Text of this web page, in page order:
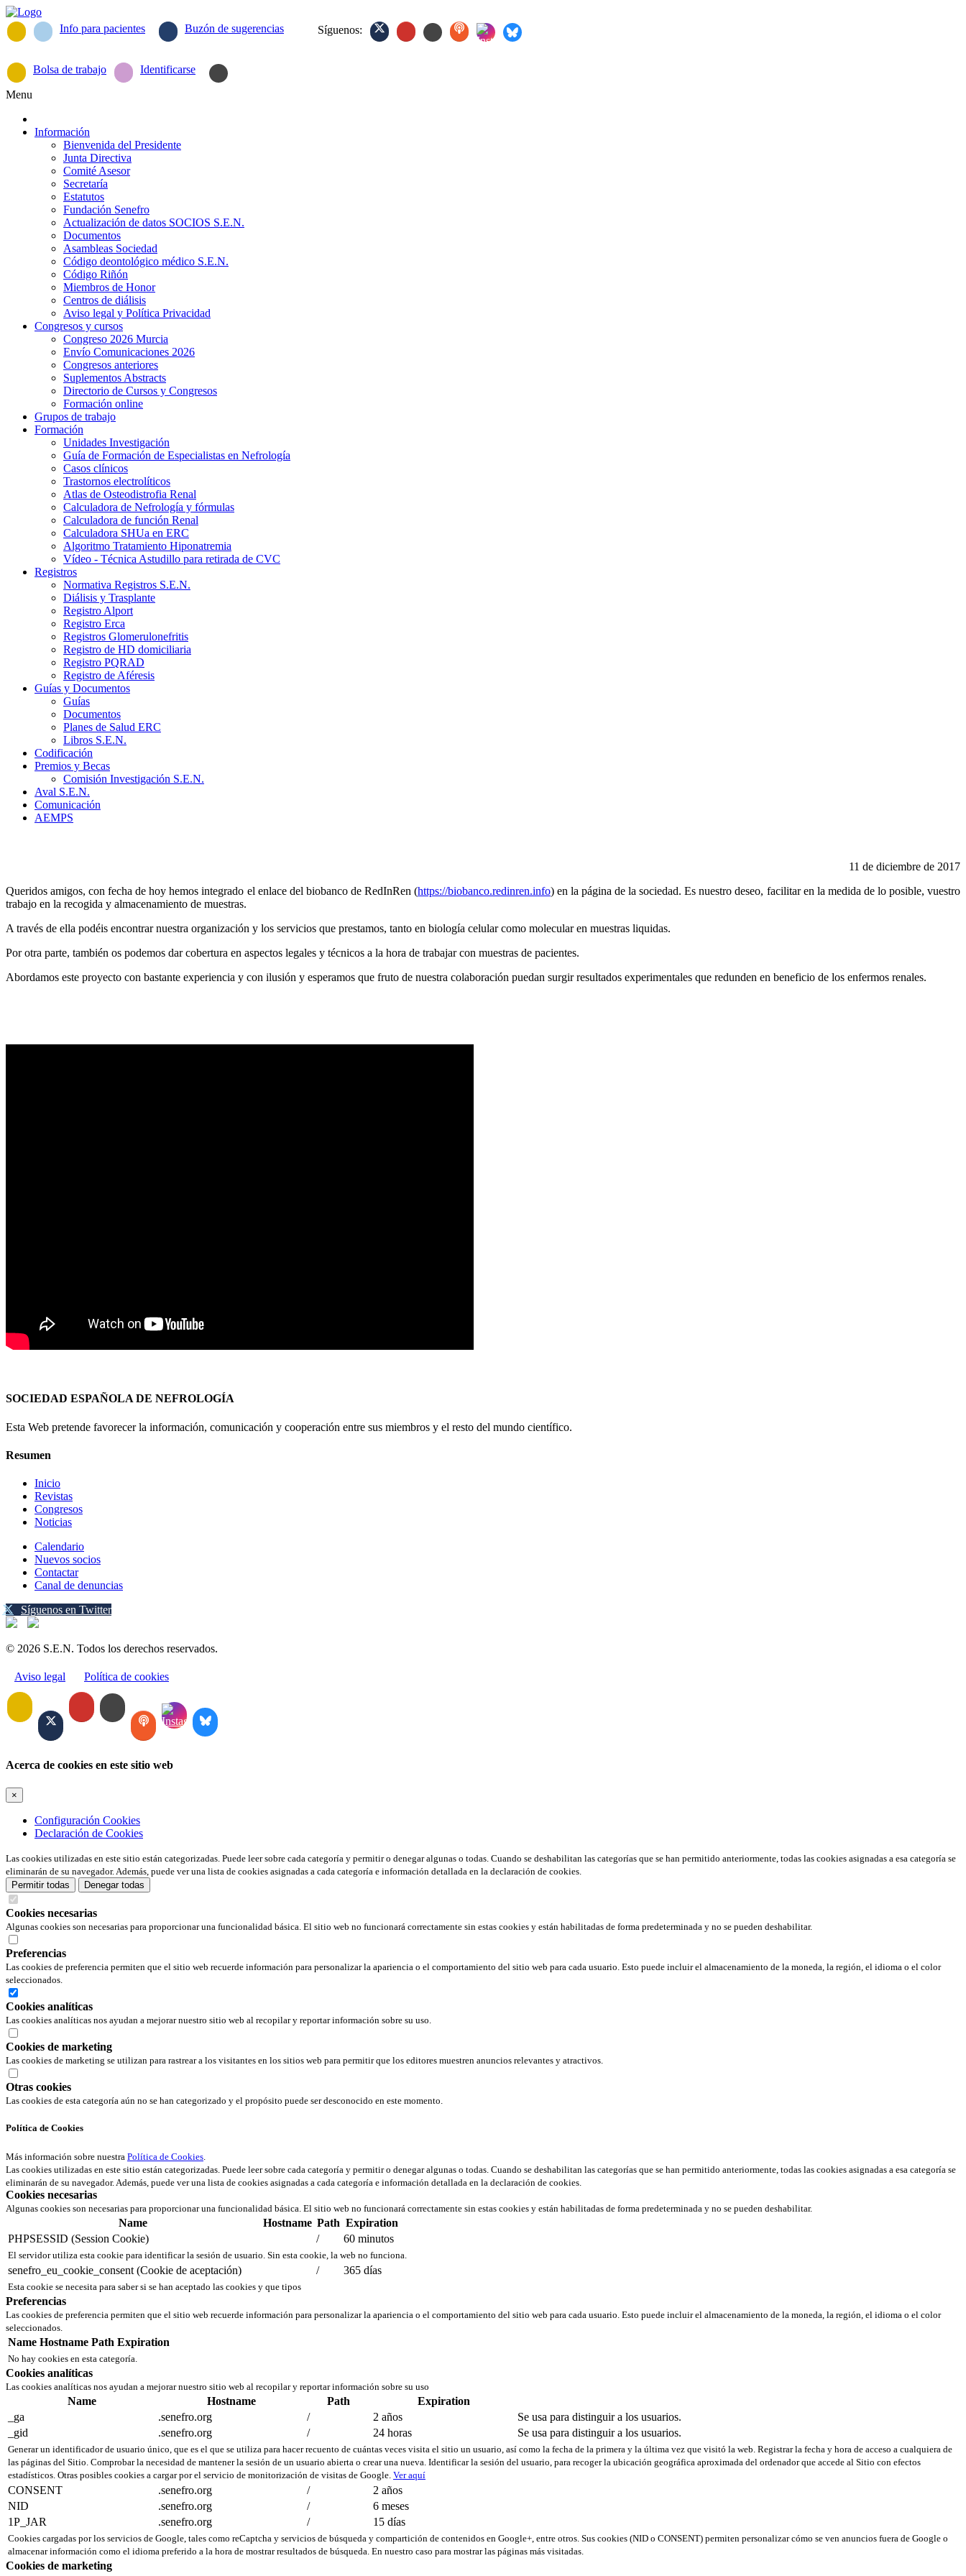
Info para pacientes Buzón de sugerencias Síguenos:
Bolsa de trabajo Identificarse
Menu
Información
Bienvenida del Presidente
Junta Directiva
Comité Asesor
Secretaría
Estatutos
Fundación Senefro
Actualización de datos SOCIOS S.E.N.
Documentos
Asambleas Sociedad
Código deontológico médico S.E.N.
Código Riñón
Miembros de Honor
Centros de diálisis
Aviso legal y Política Privacidad
Congresos y cursos
Congreso 2026 Murcia
Envío Comunicaciones 2026
Congresos anteriores
Suplementos Abstracts
Directorio de Cursos y Congresos
Formación online
Grupos de trabajo
Formación
Unidades Investigación
Guía de Formación de Especialistas en Nefrología
Casos clínicos
Trastornos electrolíticos
Atlas de Osteodistrofia Renal
Calculadora de Nefrología y fórmulas
Calculadora de función Renal
Calculadora SHUa en ERC
Algoritmo Tratamiento Hiponatremia
Vídeo - Técnica Astudillo para retirada de CVC
Registros
Normativa Registros S.E.N.
Diálisis y Trasplante
Registro Alport
Registro Erca
Registros Glomerulonefritis
Registro de HD domiciliaria
Registro PQRAD
Registro de Aféresis
Guías y Documentos
Guías
Documentos
Planes de Salud ERC
Libros S.E.N.
Codificación
Premios y Becas
Comisión Investigación S.E.N.
Aval S.E.N.
Comunicación
AEMPS
11 de diciembre de 2017
Queridos amigos, con fecha de hoy hemos integrado el enlace del biobanco de RedInRen (https://biobanco.redinren.info) en la página de la sociedad. Es nuestro deseo, facilitar en la medida de lo posible, vuestro
trabajo en la recogida y almacenamiento de muestras.
A través de ella podéis encontrar nuestra organización y los servicios que prestamos, tanto en biología celular como molecular en muestras liquidas.
Por otra parte, también os podemos dar cobertura en aspectos legales y técnicos a la hora de trabajar con muestras de pacientes.
Abordamos este proyecto con bastante experiencia y con ilusión y esperamos que fruto de nuestra colaboración puedan surgir resultados experimentales que redunden en beneficio de los enfermos renales.
SOCIEDAD ESPAÑOLA DE NEFROLOGÍA
Esta Web pretende favorecer la información, comunicación y cooperación entre sus miembros y el resto del mundo científico.
Resumen
Inicio
Revistas
Congresos
Noticias
Calendario
Nuevos socios
Contactar
Canal de denuncias
Síguenos en Twitter
© 2026 S.E.N. Todos los derechos reservados.
Aviso legal Política de cookies
Acerca de cookies en este sitio web
×
Configuración Cookies
Declaración de Cookies
Las cookies utilizadas en este sitio están categorizadas. Puede leer sobre cada categoría y permitir o denegar algunas o todas. Cuando se deshabilitan las categorías que se han permitido anteriormente, todas las cookies asignadas a esa categoría se
eliminarán de su navegador. Además, puede ver una lista de cookies asignadas a cada categoría e información detallada en la declaración de cookies.
Permitir todas
Denegar todas
Cookies necesarias
Algunas cookies son necesarias para proporcionar una funcionalidad básica. El sitio web no funcionará correctamente sin estas cookies y están habilitadas de forma predeterminada y no se pueden deshabilitar.
Preferencias
Las cookies de preferencia permiten que el sitio web recuerde información para personalizar la apariencia o el comportamiento del sitio web para cada usuario. Esto puede incluir el almacenamiento de la moneda, la región, el idioma o el color
seleccionados.
Cookies analíticas
Las cookies analíticas nos ayudan a mejorar nuestro sitio web al recopilar y reportar información sobre su uso.
Cookies de marketing
Las cookies de marketing se utilizan para rastrear a los visitantes en los sitios web para permitir que los editores muestren anuncios relevantes y atractivos.
Otras cookies
Las cookies de esta categoría aún no se han categorizado y el propósito puede ser desconocido en este momento.
Política de Cookies
Más información sobre nuestra Política de Cookies
Las cookies utilizadas en este sitio están categorizadas. Puede leer sobre cada categoría y permitir o denegar algunas o todas. Cuando se deshabilitan las categorías que se han permitido anteriormente, todas las cookies asignadas a esa categoría se
eliminarán de su navegador. Además, puede ver una lista de cookies asignadas a cada categoría e información detallada en la declaración de cookies.
Cookies necesarias
Algunas cookies son necesarias para proporcionar una funcionalidad básica. El sitio web no funcionará correctamente sin estas cookies y están habilitadas de forma predeterminada y no se pueden deshabilitar.
Name Hostname Path Expiration
PHPSESSID (Session Cookie)
/ 60 minutos
El servidor utiliza esta cookie para identificar la sesión de usuario. Sin esta cookie, la web no funciona.
senefro_eu_cookie_consent (Cookie de aceptación) / 365 días
Esta cookie se necesita para saber si se han aceptado las cookies y que tipos
Preferencias
Las cookies de preferencia permiten que el sitio web recuerde información para personalizar la apariencia o el comportamiento del sitio web para cada usuario. Esto puede incluir el almacenamiento de la moneda, la región, el idioma o el color
seleccionados.
Name Hostname Path Expiration
No hay cookies en esta categoría.
Cookies analíticas
Las cookies analíticas nos ayudan a mejorar nuestro sitio web al recopilar y reportar información sobre su uso
Name Hostname Path
Expiration
_ga
.senefro.org / 2 años
Se usa para distinguir a los usuarios.
_gid
.senefro.org / 24 horas Se usa para distinguir a los usuarios.
Generar un identificador de usuario único, que es el que se utiliza para hacer recuento de cuántas veces visita el sitio un usuario, así como la fecha de la primera y la última vez que visitó la web. Registrar la fecha y hora de acceso a cualquiera de
las páginas del Sitio. Comprobar la necesidad de mantener la sesión de un usuario abierta o crear una nueva. Identificar la sesión del usuario, para recoger la ubicación geográfica aproximada del ordenador que accede al Sitio con efectos
estadísticos. Otras posibles cookies a cargar por el servicio de monitorización de visitas de Google. Ver aquí
CONSENT .senefro.org /
2 años
NID
.senefro.org /
6 meses
1P_JAR
.senefro.org / 15 días
Cookies cargadas por los servicios de Google, tales como reCaptcha y servicios de búsqueda y compartición de contenidos en Google+, entre otros. Sus cookies (NID o CONSENT) permiten personalizar cómo se ven anuncios fuera de Google o
almacenar información como el idioma preferido a la hora de mostrar resultados de búsqueda. En nuestro caso para mostrar las páginas más visitadas.
Cookies de marketing